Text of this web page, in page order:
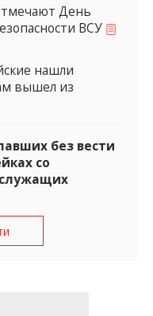
День
ВСУ
нашли
вышел из
без вести
со